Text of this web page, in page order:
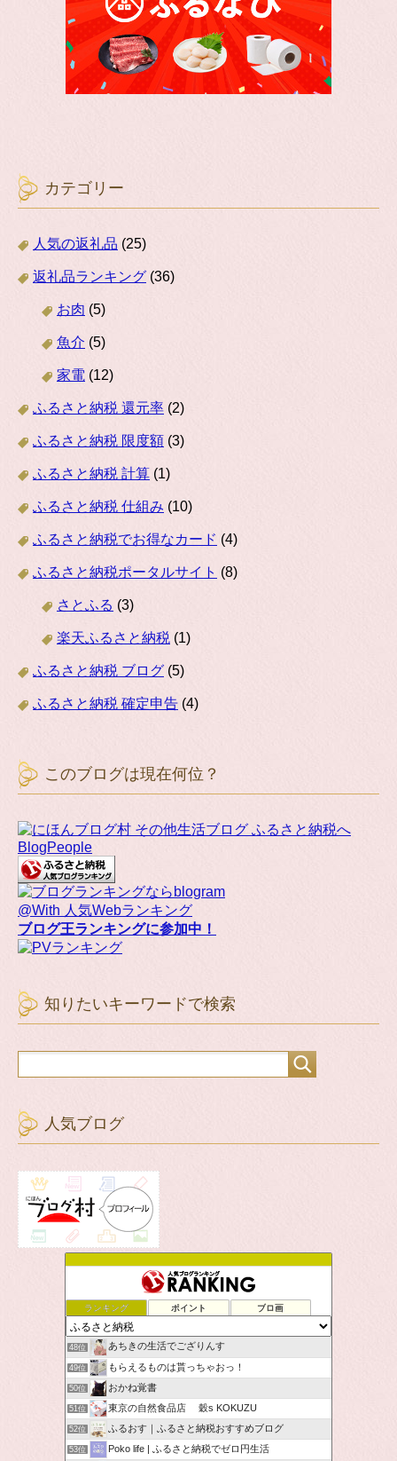
カテゴリー
人気の返礼品 (25)
返礼品ランキング (36)
お肉 (5)
魚介 (5)
家電 (12)
ふるさと納税 還元率 (2)
ふるさと納税 限度額 (3)
ふるさと納税 計算 (1)
ふるさと納税 仕組み (10)
ふるさと納税でお得なカード (4)
ふるさと納税ポータルサイト (8)
さとふる (3)
楽天ふるさと納税 (1)
ふるさと納税 ブログ (5)
ふるさと納税 確定申告 (4)
このブログは現在何位？
BlogPeople
@With 人気Webランキング
ブログ王ランキングに参加中！
知りたいキーワードで検索
人気ブログ
ランキング ポイント ブロ画
48位 あちきの生活でござりんす
49位 もらえるものは貰っちゃおっ！
50位 おかね覚書
51位 東京の自然食品店 穀s KOKUZU
52位 ふるおす｜ふるさと納税おすすめブログ
53位 Poko life | ふるさと納税でゼロ円生活